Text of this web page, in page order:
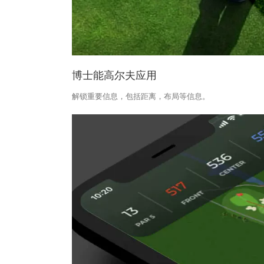
博士能高尔夫应用
解锁重要信息，包括距离，布局等信息。